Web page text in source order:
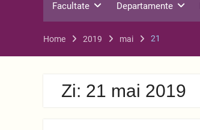
Facultate Departamente
Home 2019 mai 21
Zi: 21 mai 2019